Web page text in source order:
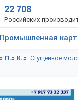
22 708
Российских
Промышленная
Продукты питания Консервы Сгущенное